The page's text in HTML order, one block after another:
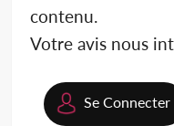
contenu.
Votre avis nous
Se Connecter